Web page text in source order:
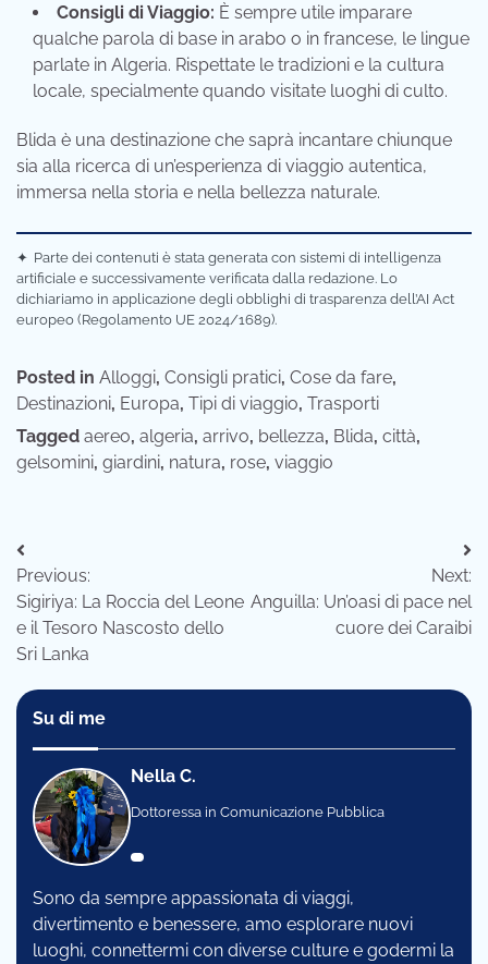
Consigli di Viaggio: È sempre utile imparare
qualche parola di base in arabo o in francese, le lingue
parlate in Algeria. Rispettate le tradizioni e la cultura
locale, specialmente quando visitate luoghi di culto.
Blida è una destinazione che saprà incantare chiunque
sia alla ricerca di un’esperienza di viaggio autentica,
immersa nella storia e nella bellezza naturale.
✦ Parte dei contenuti è stata generata con sistemi di intelligenza
artificiale e successivamente verificata dalla redazione. Lo
dichiariamo in applicazione degli obblighi di trasparenza dell’AI Act
europeo (Regolamento UE 2024/1689).
Posted in Alloggi, Consigli pratici, Cose da fare,
Destinazioni, Europa, Tipi di viaggio, Trasporti
Tagged aereo, algeria, arrivo, bellezza, Blida, città,
gelsomini, giardini, natura, rose, viaggio
Navigazione
articoli
Previous:
Sigiriya: La Roccia del Leone
e il Tesoro Nascosto dello
Sri Lanka
Next:
Anguilla: Un’oasi di pace nel
cuore dei Caraibi
Su di me
Nella C.
Dottoressa in Comunicazione Pubblica
Sono da sempre appassionata di viaggi,
divertimento e benessere, amo esplorare nuovi
luoghi, connettermi con diverse culture e godermi la